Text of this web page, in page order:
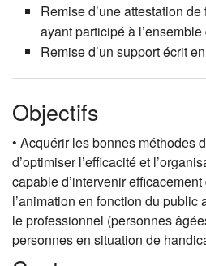
Remise d’une attestation
ayant participé à
Remise d’un support écrit
Objectifs
• Acquérir les bonnes méthodes
d’optimiser l’efficacité et
capable d’intervenir
l’animation en fonction du public
le professionnel (personnes
personnes en situation de